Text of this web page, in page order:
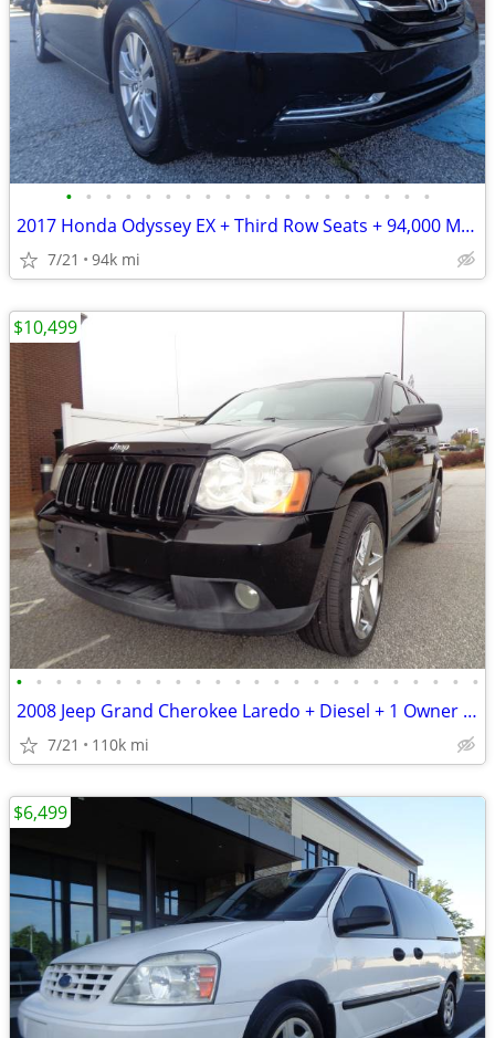
• • • • • • • • • • • • • • • • • • •
2017 Honda Odyssey EX + Third Row Seats + 94,000 Miles
7/21 94k mi
• • • • • • • • • • • • • • • • • • • • • • • •
2008 Jeep Grand Cherokee Laredo + Diesel + 1 Owner + 110,000 Miles
7/21 110k mi
$10,499
$6,499